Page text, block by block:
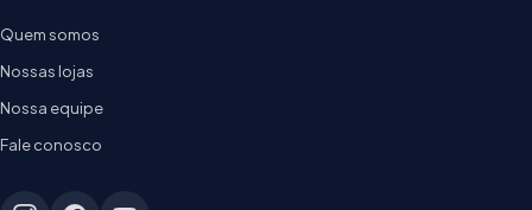
Quem somos
Nossas lojas
Nossa equipe
Fale conosco